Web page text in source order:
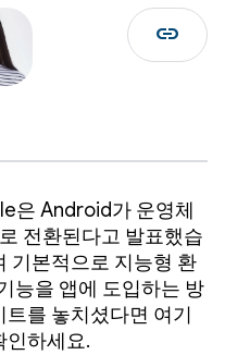
link
은 Android가 운영체
전환된다고 발표했습
기본적으로 지능형 환
능을 앱에 도입하는 방
를 놓치셨다면 여기
인하세요.